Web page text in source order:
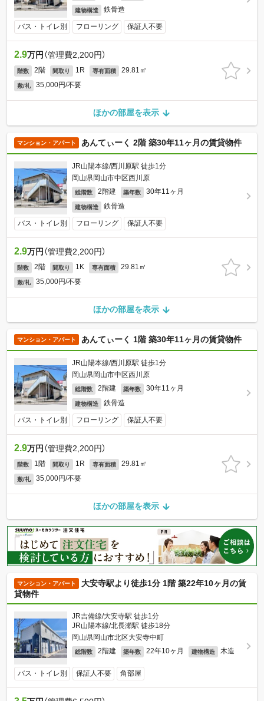
建物構造 鉄骨造
バス・トイレ別 フローリング 保証人不要
2.9万円 （管理費2,200円）
階数 2階 間取り 1R 専有面積 29.81㎡
敷/礼 35,000円/不要
ほかの部屋を表示
マンション・アパート あんてぃーく 2階 築30年11ヶ月の賃貸物件
JR山陽本線/西川原駅 徒歩1分
岡山県岡山市中区西川原
総階数 2階建 築年数 30年11ヶ月
建物構造 鉄骨造
バス・トイレ別 フローリング 保証人不要
2.9万円 （管理費2,200円）
階数 2階 間取り 1K 専有面積 29.81㎡
敷/礼 35,000円/不要
ほかの部屋を表示
マンション・アパート あんてぃーく 1階 築30年11ヶ月の賃貸物件
JR山陽本線/西川原駅 徒歩1分
岡山県岡山市中区西川原
総階数 2階建 築年数 30年11ヶ月
建物構造 鉄骨造
バス・トイレ別 フローリング 保証人不要
2.9万円 （管理費2,200円）
階数 1階 間取り 1R 専有面積 29.81㎡
敷/礼 35,000円/不要
ほかの部屋を表示
マンション・アパート
大安寺駅より徒歩1分 1階 築22年10ヶ月の賃
貸物件
JR吉備線/大安寺駅 徒歩1分
JR山陽本線/北長瀬駅 徒歩18分
岡山県岡山市北区大安寺中町
総階数 2階建 築年数 22年10ヶ月 建物構造 木造
バス・トイレ別 保証人不要 角部屋